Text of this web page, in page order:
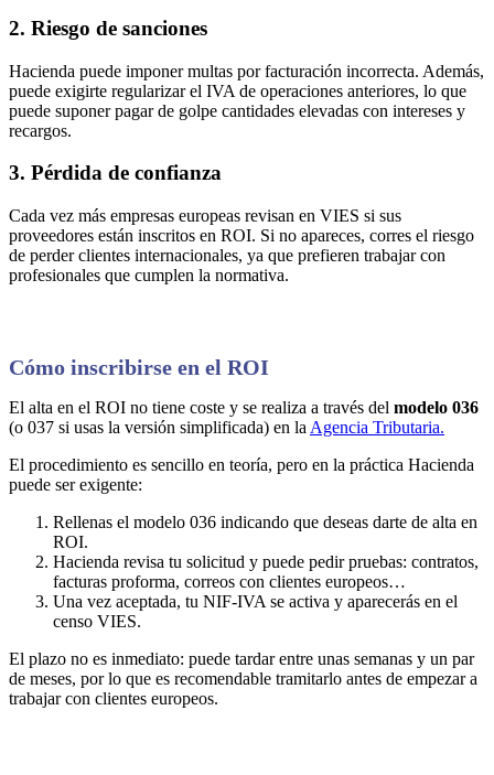
2. Riesgo de sanciones
Hacienda puede imponer multas por facturación incorrecta. Además,
puede exigirte regularizar el IVA de operaciones anteriores, lo que
puede suponer pagar de golpe cantidades elevadas con intereses y
recargos.
3. Pérdida de confianza
Cada vez más empresas europeas revisan en VIES si sus
proveedores están inscritos en ROI. Si no apareces, corres el riesgo
de perder clientes internacionales, ya que prefieren trabajar con
profesionales que cumplen la normativa.
Cómo inscribirse en el ROI
El alta en el ROI no tiene coste y se realiza a través del modelo 036
(o 037 si usas la versión simplificada) en la Agencia Tributaria.
El procedimiento es sencillo en teoría, pero en la práctica Hacienda
puede ser exigente:
Rellenas el modelo 036 indicando que deseas darte de alta en
ROI.
Hacienda revisa tu solicitud y puede pedir pruebas: contratos,
facturas proforma, correos con clientes europeos…
Una vez aceptada, tu NIF-IVA se activa y aparecerás en el
censo VIES.
El plazo no es inmediato: puede tardar entre unas semanas y un par
de meses, por lo que es recomendable tramitarlo antes de empezar a
trabajar con clientes europeos.